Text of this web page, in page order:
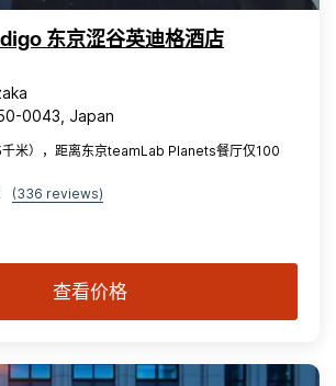
东京涩谷英迪格酒店
0043, Japan
米），距离东京teamLab Planets餐厅仅100
(336 reviews)
查看价格